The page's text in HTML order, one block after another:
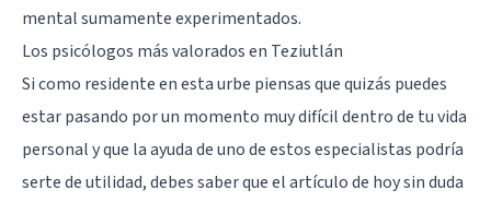
mental sumamente experimentados.
Los psicólogos más valorados en Teziutlán
Si como residente en esta urbe piensas que quizás puedes
estar pasando por un momento muy difícil dentro de tu vida
personal y que la ayuda de uno de estos especialistas podría
serte de utilidad, debes saber que el artículo de hoy sin duda